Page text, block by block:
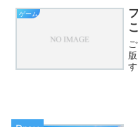
ゲーム